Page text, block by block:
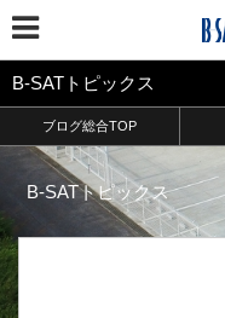
B-SATトピックス
ブログ総合TOP
B-SATトピックス